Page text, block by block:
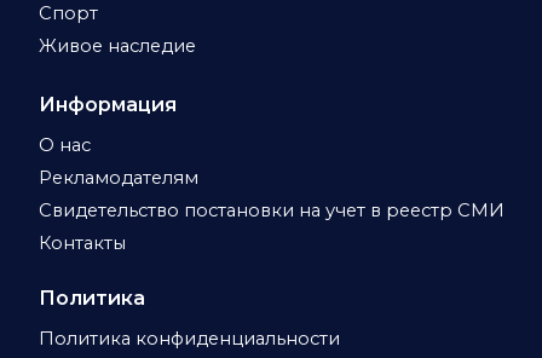
Спорт
Живое наследие
Информация
О нас
Рекламодателям
Свидетельство постановки на учет в реестр СМИ
Контакты
Политика
Политика конфиденциальности